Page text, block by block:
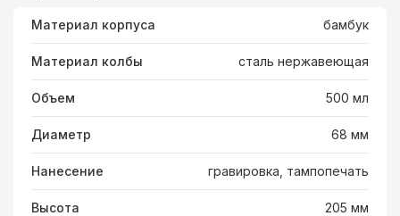
Материал корпуса бамбук
Материал колбы сталь нержавеющая
Объем 500 мл
Диаметр 68 мм
Нанесение гравировка, тампопечать
Высота 205 мм